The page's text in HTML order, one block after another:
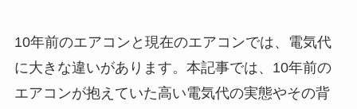
10年前のエアコンと現在のエアコンでは、電気代
に大きな違いがあります。本記事では、10年前の
エアコンが抱えていた高い電気代の実態やその背